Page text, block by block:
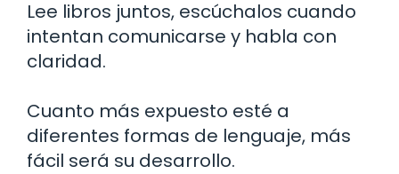
Lee libros juntos, escúchalos cuando
intentan comunicarse y habla con
claridad.
Cuanto más expuesto esté a
diferentes formas de lenguaje, más
fácil será su desarrollo.